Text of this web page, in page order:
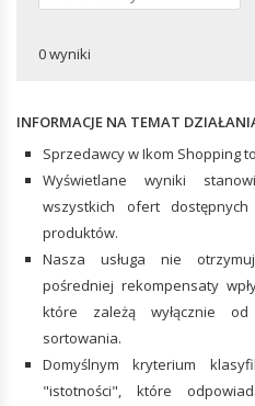
Piżamy i ubrania na co dzień
AKCESORIA DO MEBLI
Wózki ręczne
Kombinerki
Śrubokręty
ZBIORNIKI
POMPY
Pompy przenośne
AKCESORIA BIUROWE
Pieczątki biurowe
0 wyniki
INFORMACJE NA TEMAT
Sprzedawcy w Ikom Shopping
Wyświetlane wyniki
wszystkich ofert
produktów.
Nasza usługa nie
pośredniej rekompensaty
które zależą wyłącznie
sortowania.
Domyślnym kryterium
"istotności", które